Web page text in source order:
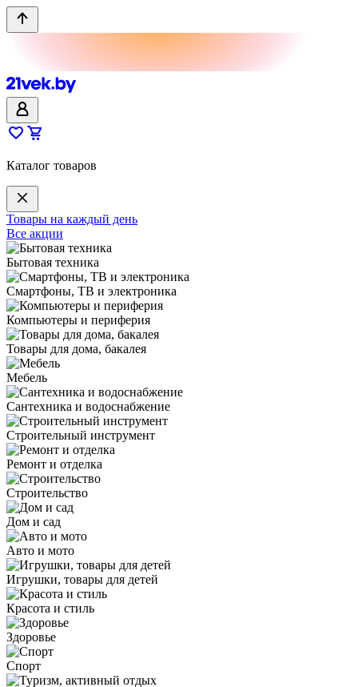
Каталог товаров
Товары на каждый день
Все акции
Бытовая техника
Смартфоны, ТВ и электроника
Компьютеры и периферия
Товары для дома, бакалея
Мебель
Сантехника и водоснабжение
Строительный инструмент
Ремонт и отделка
Строительство
Дом и сад
Авто и мото
Игрушки, товары для детей
Красота и стиль
Здоровье
Спорт